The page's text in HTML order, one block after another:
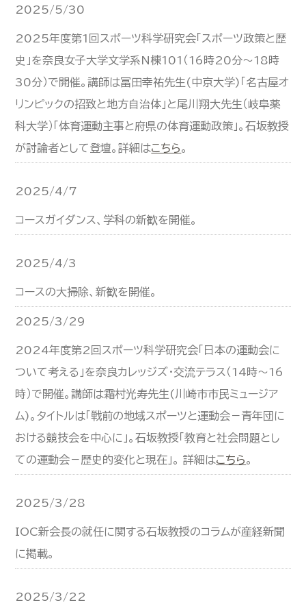
2025/5/30
2025年度第1回スポーツ科学研究会「スポーツ政策と歴
史」を奈良女子大学文学系N棟101（16時20分～18時
30分）で開催。講師は冨田幸祐先生(中京大学)「名古屋オ
リンピックの招致と地方自治体」と尾川翔大先生（岐阜薬
科大学）「体育運動主事と府県の体育運動政策」。石坂教授
が討論者として登壇。詳細はこちら。
2025/4/7
コースガイダンス、学科の新歓を開催。
2025/4/3
コースの大掃除、新歓を開催。
2025/3/29
2024年度第2回スポーツ科学研究会「日本の運動会に
ついて考える」を奈良カレッジズ・交流テラス（14時～16
時）で開催。講師は霜村光寿先生(川崎市市民ミュージア
ム)。タイトルは「戦前の地域スポーツと運動会－青年団に
おける競技会を中心に」。石坂教授「教育と社会問題とし
ての運動会－歴史的変化と現在」。 詳細はこちら。
2025/3/28
IOC新会長の就任に関する石坂教授のコラムが産経新聞
に掲載。
2025/3/22